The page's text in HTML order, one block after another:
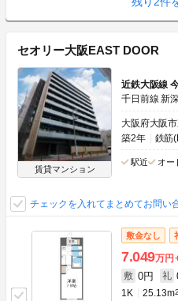
セオリー大阪EAST DOOR
賃貸マンション
近鉄大阪線
千日前線 新
大阪府大阪
築2年
鉄筋
駅近 オー
チェックを入れてまとめてお問い
敷金なし
7.049万円
敷 0円 礼
1K 25.13m2